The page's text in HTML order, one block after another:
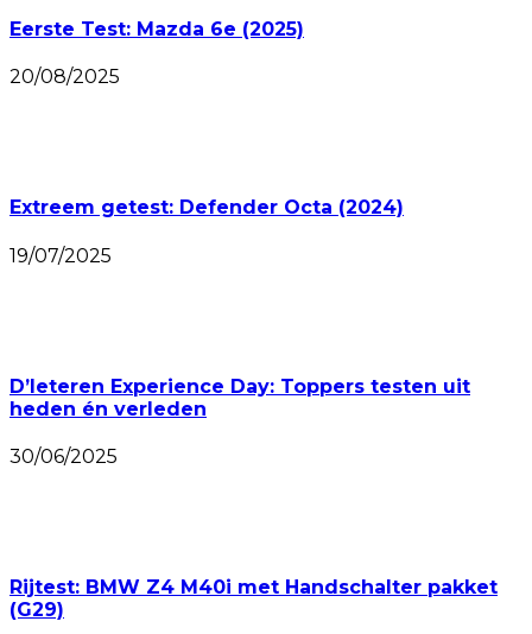
Eerste Test: Mazda 6e (2025)
20/08/2025
Extreem getest: Defender Octa (2024)
19/07/2025
D’Ieteren Experience Day: Toppers testen uit
heden én verleden
30/06/2025
Rijtest: BMW Z4 M40i met Handschalter pakket
(G29)